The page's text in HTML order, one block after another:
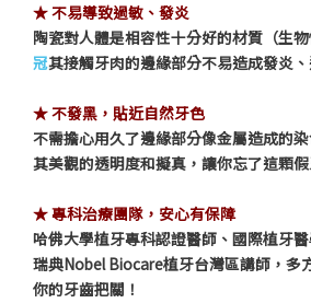
★ 不易導致過敏、發炎
陶瓷對人體是相容性十分好的材質（生
冠其接觸牙肉的邊緣部分不易造成發炎
★ 不發黑，貼近自然牙色
不需擔心用久了邊緣部分像金屬造成的
其美觀的透明度和擬真，讓你忘了這顆假
★ 專科治療團隊，安心有保障
哈佛大學植牙專科認證醫師、國際植牙
瑞典Nobel Biocare植牙台灣區講師，多
你的牙齒把關！